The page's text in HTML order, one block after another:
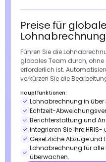
Preise für globale
Führen Sie die
globales Team durch,
erforderlich ist.
verkürzen Sie die
Hauptfunktionen:
Lohnabrechnung in über
Echtzeit-
Berichterstattung und
Integrieren Sie Ihre
Gesetzliche Abzüge
Lohnabrechnung für alle
überwachen.